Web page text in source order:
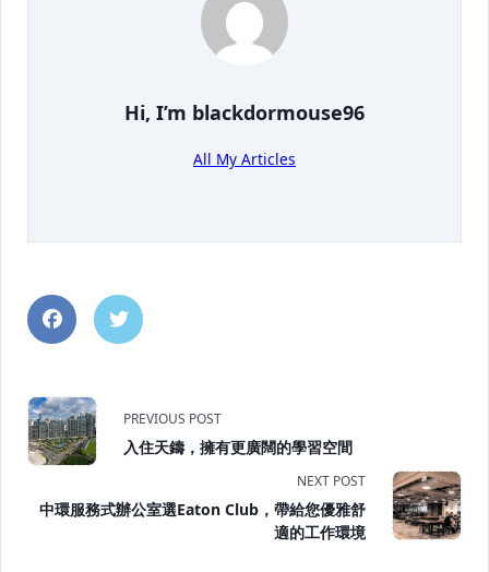
Hi, I’m blackdormouse96
All My Articles
<span
class="nav-
subtitle
PREVIOUS POST
入住天鑄，擁有更廣闊的學習空間
NEXT POST
中環服務式辦公室選Eaton Club，帶給您優雅舒
適的工作環境